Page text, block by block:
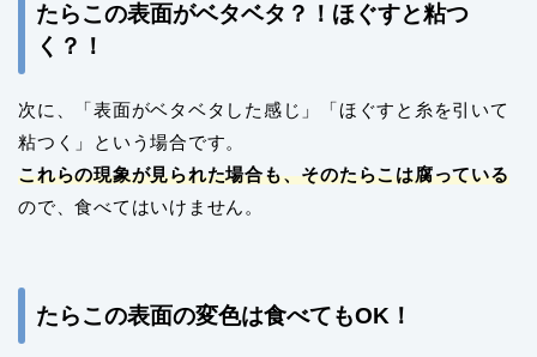
たらこの表面がベタベタ？！ほぐすと粘つ
く？！
次に、「表面がベタベタした感じ」「ほぐすと糸を引いて
粘つく」という場合です。
これらの現象が見られた場合も、そのたらこは腐っている
ので、食べてはいけません。
たらこの表面の変色は食べてもOK！